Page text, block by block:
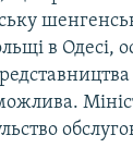
в Одесі,